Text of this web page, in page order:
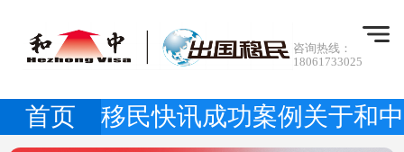
咨询热线：
18061733025
首页 移民快讯成功案例 关于和中